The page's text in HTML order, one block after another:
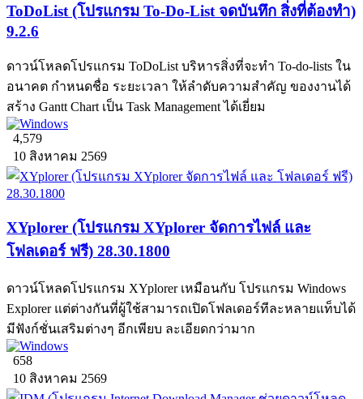
ToDoList (โปรแกรม To-Do-List จดบันทึก สิ่งที่ต้องทำ)
9.2.6
ดาวน์โหลดโปรแกรม ToDoList บริหารสิ่งที่จะทำ To-do-lists ใน
อนาคต กำหนดชื่อ ระยะเวลา ให้ลำดับความสำคัญ ของงานได้
สร้าง Gantt Chart เป็น Task Management ได้เยี่ยม
4,579
10 สิงหาคม 2569
XYplorer (โปรแกรม XYplorer จัดการไฟล์ และ
โฟลเดอร์ ฟรี) 28.30.1800
ดาวน์โหลดโปรแกรม XYplorer เหมือนกับ โปรแกรม Windows
Explorer แต่ต่างกันที่ผู้ใช้สามารถเปิดโฟลเดอร์ทีละหลายแท็บได้
มีฟังก์ชั่นเสริมต่างๆ อีกเพียบ ละเอียดกว่ามาก
658
10 สิงหาคม 2569